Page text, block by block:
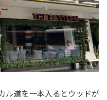
ル道を一本入るとウッドが